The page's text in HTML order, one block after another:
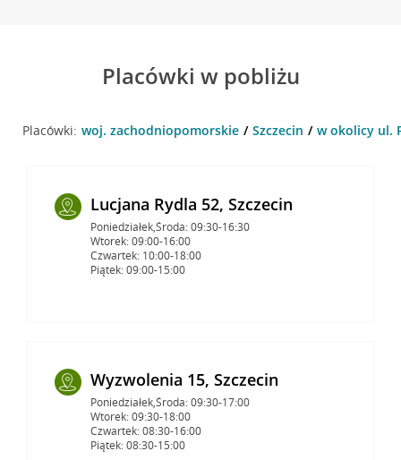
Placówki w pobliżu
Placówki: woj. zachodniopomorskie Szczecin w okolicy ul.
Lucjana Rydla 52, Szczecin
Poniedziałek,Środa: 09:30-16:30
Wtorek: 09:00-16:00
Czwartek: 10:00-18:00
Piątek: 09:00-15:00
Wyzwolenia 15, Szczecin
Poniedziałek,Środa: 09:30-17:00
Wtorek: 09:30-18:00
Czwartek: 08:30-16:00
Piątek: 08:30-15:00